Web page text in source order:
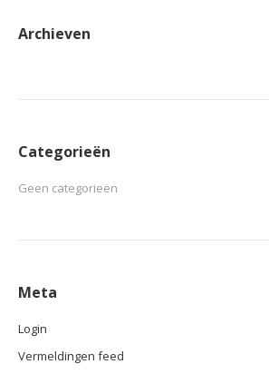
Archieven
Categorieën
Geen categorieën
Meta
Login
Vermeldingen feed